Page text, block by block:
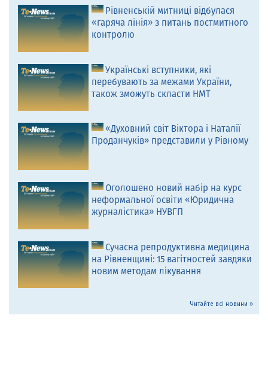
Рівненській митниці відбулася
«гаряча лінія» з питань постмитного
контролю
Українські вступники, які
перебувають за межами України,
також зможуть скласти НМТ
«Духовний світ Віктора і Наталії
Проданчуків» представили у Рівному
Оголошено новий набір на курс
неформальної освіти «Юридична
журналістика» НУВГП
Сучасна репродуктивна медицина
на Рівненщині: 15 вагітностей завдяки
новим методам лікування
Читайте всі новини »